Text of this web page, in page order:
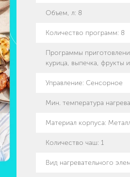
Объем, л: 8
Количество программ: 8
Программы
курица, выпечка, фрукты
Управление: Сенсорное
Мин. температура
Материал корпуса:
Количество чаш: 1
Вид нагревательного